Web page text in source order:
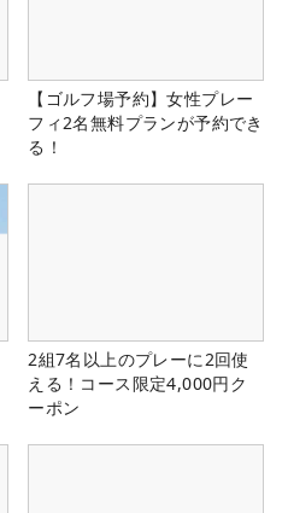
【ゴルフ場予約】女性プレー
フィ2名無料プランが予約でき
る！
2組7名以上のプレーに2回使
える！コース限定4,000円ク
ーポン